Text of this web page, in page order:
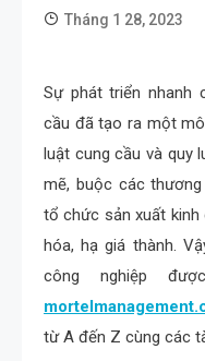
Tháng 1 28, 2023
Sự phát triển nhanh
cầu đã tạo ra một
luật cung cầu và quy
mẽ, buộc các
tổ chức sản xuất kinh
hóa, hạ giá thành.
công nghiệp
từ A đến Z cùng các